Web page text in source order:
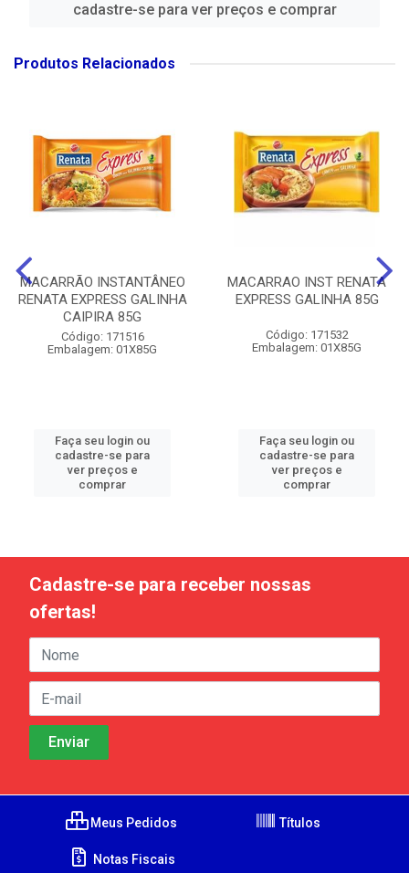
cadastre-se para ver preços e comprar
Produtos Relacionados
MACARRÃO INSTANTÂNEO
RENATA EXPRESS GALINHA
CAIPIRA 85G
Código: 171516
Embalagem: 01X85G
Faça seu login ou
cadastre-se para
ver preços e
comprar
MACARRAO INST RENATA
EXPRESS GALINHA 85G
Código: 171532
Embalagem: 01X85G
Faça seu login ou
cadastre-se para
ver preços e
comprar
Cadastre-se para receber nossas
ofertas!
Meus Pedidos Títulos
Notas Fiscais